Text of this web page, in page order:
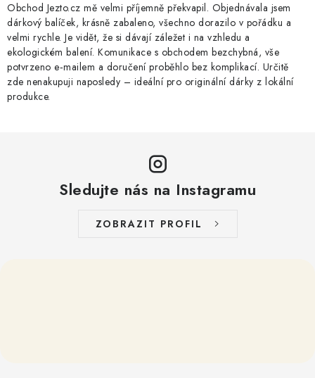
Obchod Jezto.cz mě velmi příjemně překvapil. Objednávala jsem
dárkový balíček, krásně zabaleno, všechno dorazilo v pořádku a
velmi rychle. Je vidět, že si dávají záležet i na vzhledu a
ekologickém balení. Komunikace s obchodem bezchybná, vše
potvrzeno e‑mailem a doručení proběhlo bez komplikací. Určitě
zde nenakupuji naposledy – ideální pro originální dárky z lokální
produkce.
Sledujte nás na Instagramu
ZOBRAZIT PROFIL